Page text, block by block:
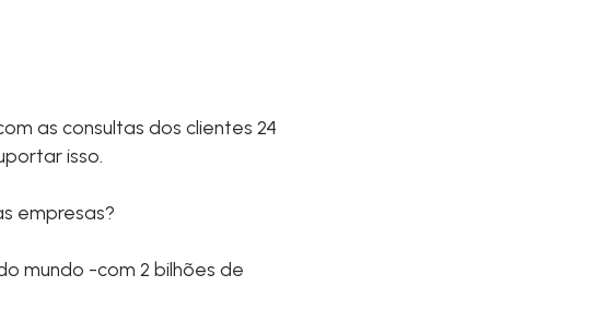
as consultas dos clientes 24
isso.
empresas?
mundo -com 2 bilhões de